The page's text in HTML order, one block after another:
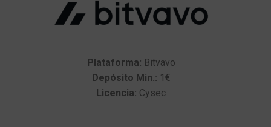
Plataforma: Bitvavo
Depósito Min.: 1€
Licencia: Cysec